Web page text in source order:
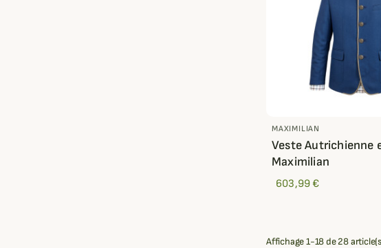
MAXIMILIAN
Veste Autrichienne
Maximilian
603,99 €
Affichage 1-18 de 28